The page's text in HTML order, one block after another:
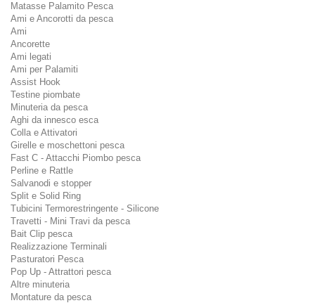
Matasse Palamito Pesca
Ami e Ancorotti da pesca
Ami
Ancorette
Ami legati
Ami per Palamiti
Assist Hook
Testine piombate
Minuteria da pesca
Aghi da innesco esca
Colla e Attivatori
Girelle e moschettoni pesca
Fast C - Attacchi Piombo pesca
Perline e Rattle
Salvanodi e stopper
Split e Solid Ring
Tubicini Termorestringente - Silicone
Travetti - Mini Travi da pesca
Bait Clip pesca
Realizzazione Terminali
Pasturatori Pesca
Pop Up - Attrattori pesca
Altre minuteria
Montature da pesca